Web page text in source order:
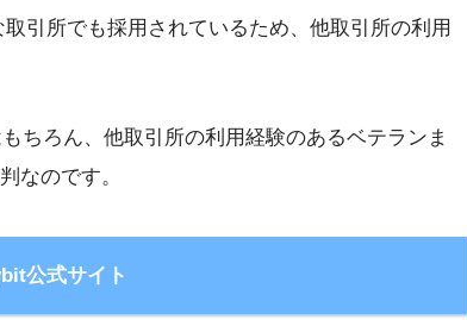
引所でも採用されているため、他取引所の利用
ちろん、他取引所の利用経験のあるベテランま
なのです。
公式サイト